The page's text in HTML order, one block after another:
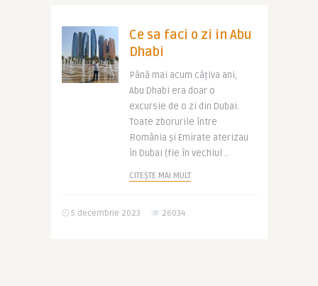
Ce sa faci o zi in Abu
Dhabi
Până mai acum câțiva ani,
Abu Dhabi era doar o
excursie de o zi din Dubai.
Toate zborurile între
România și Emirate aterizau
în Dubai (fie în vechiul ..
CITEȘTE MAI MULT
5 decembrie 2023 26034